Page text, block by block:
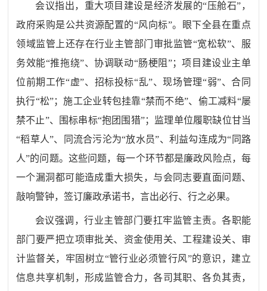
会议指出， 重大项目建设是经济发展的“压舱石”，
政府采购是公共资源配置的“风向标”。眼下全县在重点
领域监管上还存在行业主管部门审批监管“宽松软”、服
务效能“推拖绕”、协调联动“肠梗阻”；项目建设业主单
位前期工作“虚”、招标投标“乱”、现场管理“弱”、合同
执行“松”；施工企业转包挂靠“禁而不绝”、偷工减料“屡
禁不止”、围标串标“抱团围猎”；监理单位履职缺位甘当
“稻草人”、同流合污沦为“放水员”、利益勾连成为“同路
人”的问题。这些问题，每一个环节都是廉政风险点，每
一个漏洞都可能造成重大损失，与会同志要直面问题、
敲响警钟，签订廉政承诺书，言出必行、行之必果。
会议强调，行业主管部门要扛牢监管主责。各职能
部门要严把立项审批关、资金使用关、工程建设关、审
计监督关，牢固树立“管行业必须管行风”的意识，建立
信息共享机制，形成监管合力，各司其职、各负其责，